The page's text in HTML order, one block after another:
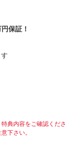
保証！
典内容をご確認くださ
下さい。